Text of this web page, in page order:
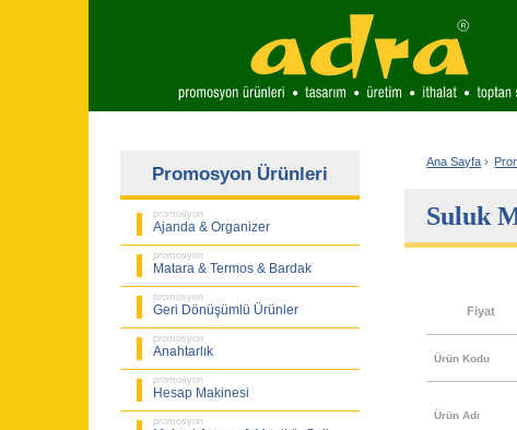
Promosyon Ürünleri
promosyon
Ajanda & Organizer
promosyon
Matara & Termos & Bardak
promosyon
Geri Dönüşümlü Ürünler
promosyon
Anahtarlık
promosyon
Hesap Makinesi
promosyon
Ana Sayfa ›
Suluk
Fiyat
Ürün Kodu
Ürün Adı